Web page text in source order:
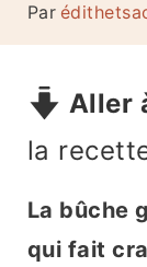
Par
Aller
la
La bûche
qui fait